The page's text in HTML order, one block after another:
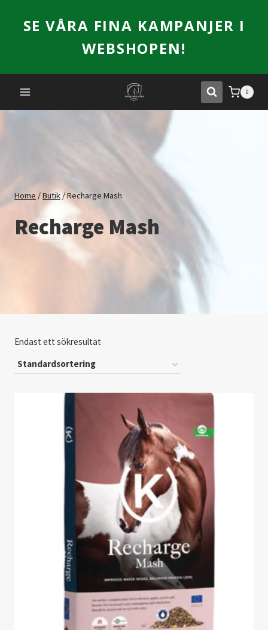
SE VÅRA FINA KAMPANJER I
WEBSHOPEN!
0
Home /Butik/Recharge Mash
Recharge Mash
Endast ett sökresultat